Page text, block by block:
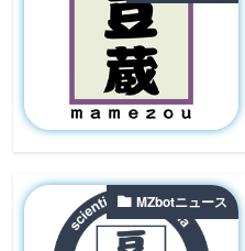
MZbotニュース